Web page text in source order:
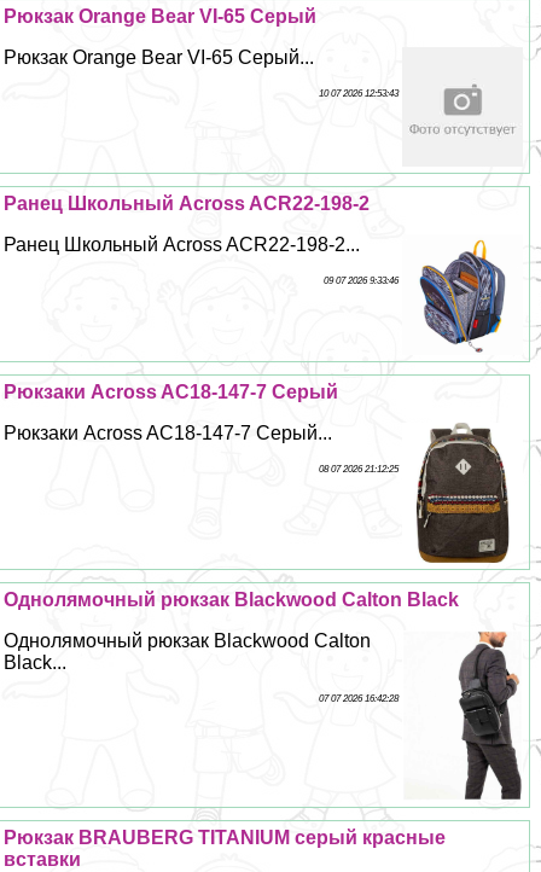
Рюкзак Orange Bear VI-65 Серый
Рюкзак Orange Bear VI-65 Серый...
10 07 2026 12:53:43
Ранец Школьный Across ACR22-198-2
Ранец Школьный Across ACR22-198-2...
09 07 2026 9:33:46
Рюкзаки Across AC18-147-7 Серый
Рюкзаки Across AC18-147-7 Серый...
08 07 2026 21:12:25
Однолямочный рюкзак Blackwood Calton Black
Однолямочный рюкзак Blackwood Calton
Black...
07 07 2026 16:42:28
Рюкзак BRAUBERG TITANIUM серый красные
вставки